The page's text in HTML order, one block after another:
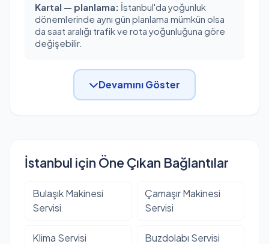
Kartal — planlama: İstanbul'da yoğunluk
dönemlerinde aynı gün planlama mümkün olsa
da saat aralığı trafik ve rota yoğunluğuna göre
değişebilir.
Devamını Göster
İstanbul için Öne Çıkan Bağlantılar
Bulaşık Makinesi
Servisi
Çamaşır Makinesi
Servisi
Klima Servisi Buzdolabı Servisi